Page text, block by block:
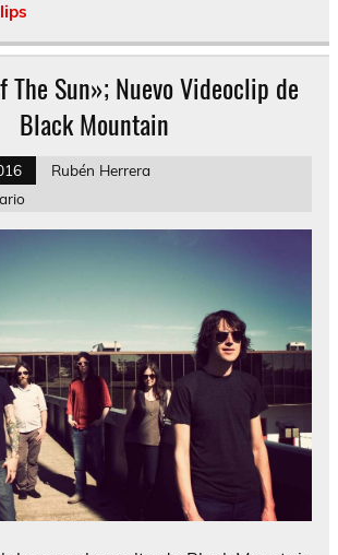
The Sun»; Nuevo Videoclip de
Black Mountain
Rubén Herrera